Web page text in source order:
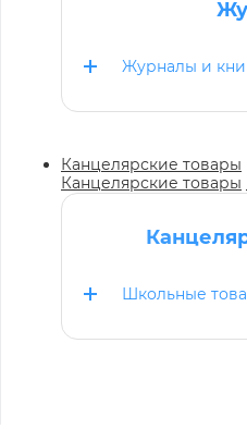
Журналы и
Канцелярские товары
Канцелярские товары
Школьные